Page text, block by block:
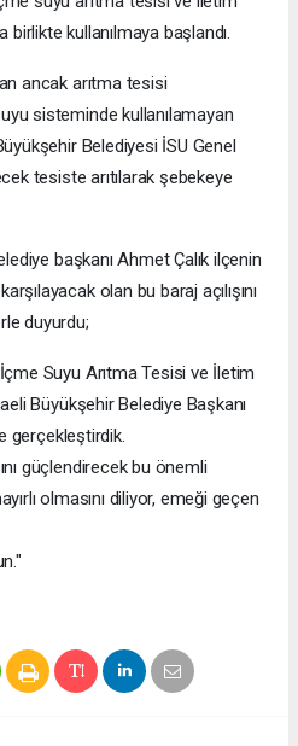
birlikte kullanılmaya başlandı.
ancak arıtma tesisi
sisteminde kullanılamayan
Belediyesi İSU Genel
tesiste arıtılarak şebekeye
başkanı Ahmet Çalık ilçenin
olan bu baraj açılışını
duyurdu;
Suyu Arıtma Tesisi ve İletim
Büyükşehir Belediye Başkanı
gerçekleştirdik.
güçlendirecek bu önemli
olmasını diliyor, emeği geçen